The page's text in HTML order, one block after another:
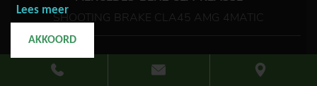
SHOOTING BRAKE CLA45 AMG 4MATIC
Lees meer
AKKOORD